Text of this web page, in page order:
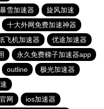
暴雪加速器
旋风加速
十大外网免费加速神器
飞机加速器
优途加速器
永久免费梯子加速器app
outline
极光加速器
网 ios加速器